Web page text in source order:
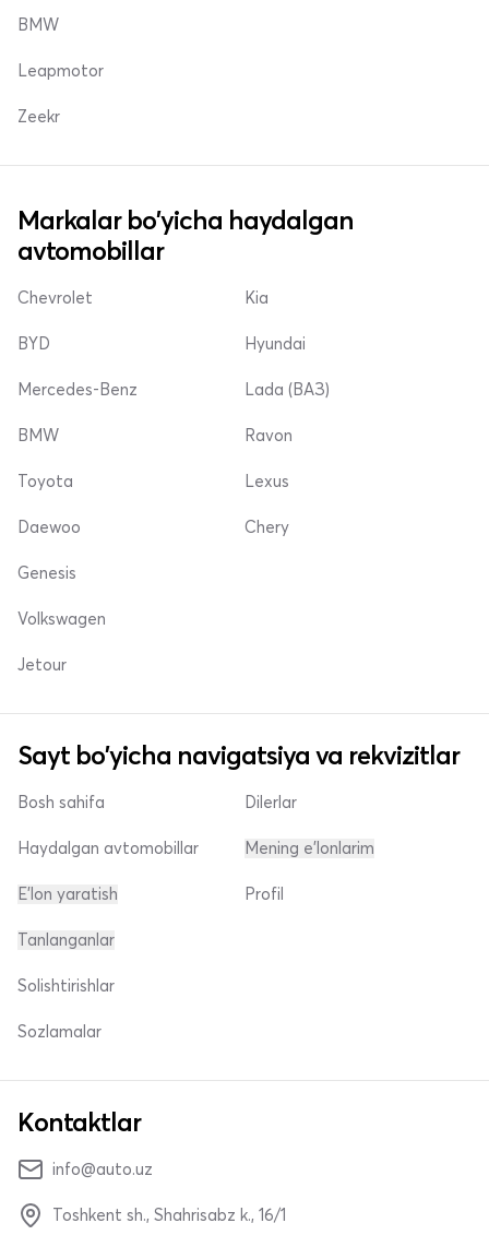
BMW
Leapmotor
Zeekr
Markalar bo'yicha haydalgan
avtomobillar
Chevrolet
BYD
Mercedes-Benz
Kia
Hyundai
Lada (ВАЗ)
BMW
Toyota
Daewoo
Ravon
Lexus
Chery
Genesis
Volkswagen
Jetour
Sayt bo'yicha navigatsiya va rekvizitlar
Bosh sahifa
Haydalgan avtomobillar
E'lon yaratish
Dilerlar
Mening e'lonlarim
Profil
Tanlanganlar
Solishtirishlar
Sozlamalar
Kontaktlar
info@auto.uz
Toshkent sh., Shahrisabz k., 16/1